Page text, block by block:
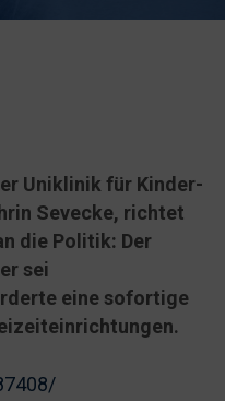
Uniklinik für Kinder-
Sevecke, richtet
die Politik: Der
sei
eine sofortige